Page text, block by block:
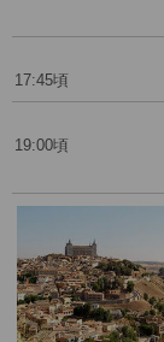
17:45頃
19:00頃